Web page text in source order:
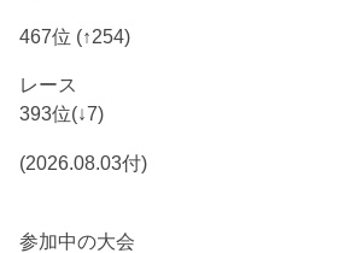
467位 (↑254)
レース
393位(↓7)
(2026.08.03付)
参加中の大会